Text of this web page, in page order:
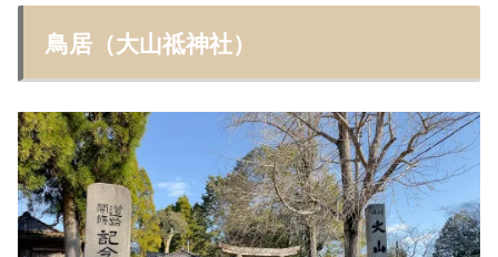
鳥居（大山祗神社）